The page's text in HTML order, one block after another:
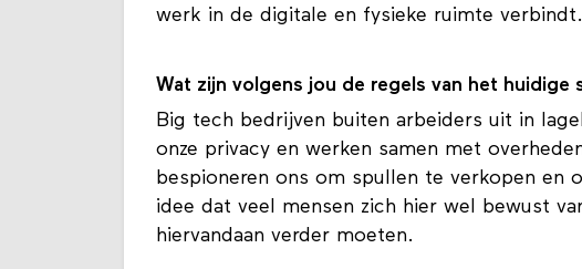
werk in de digitale en fysieke ruimte verbindt.
Wat zijn volgens jou de regels van het huidige
Big tech bedrijven buiten arbeiders uit in
onze privacy en werken samen met
bespioneren ons om spullen te verkopen en
idee dat veel mensen zich hier wel bewust
hiervandaan verder moeten.